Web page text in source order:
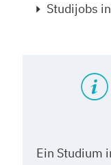
Studijobs
Ein Studium